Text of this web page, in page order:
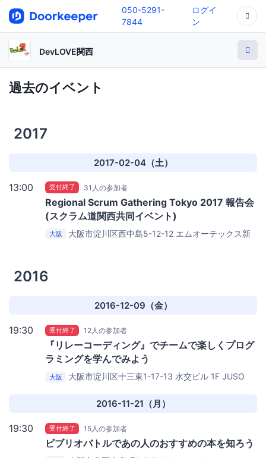
050-5291-
7844
ログイ
ン
DevLOVE関西
過去のイベント
2017
2017-02-04（土）
13:00 受付終了 31人の参加者
Regional Scrum Gathering Tokyo 2017 報告会
(スクラム道関西共同イベント)
大阪 大阪市淀川区西中島5-12-12 エムオーテックス新
2016
2016-12-09（金）
19:30 受付終了 12人の参加者
『リレーコーディング』でチームで楽しくプログ
ラミングを学んでみよう
大阪 大阪市淀川区十三東1-17-13 水交ビル 1F JUSO
2016-11-21（月）
19:30 受付終了 15人の参加者
ビブリオバトルであの人のおすすめの本を知ろう